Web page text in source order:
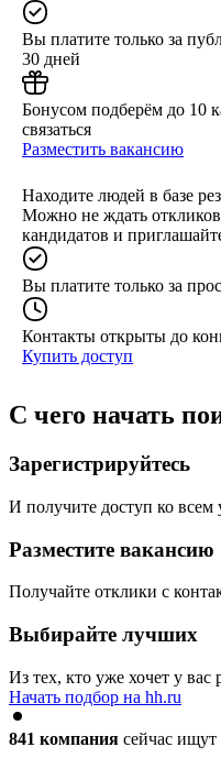
Вы платите только за
30 дней
Бонусом подберём до 10
связаться
Разместить вакансию
Находите людей в базе
Можно не ждать
кандидатов и
Вы платите только за
Контакты открыты до
Купить доступ
С чего начать
Зарегистрируйтесь
И получите доступ ко всем
Разместите вакансию
Получайте отклики с
Выбирайте лучших
Из тех, кто уже хочет у вас
Начать подбор на hh.ru
841 компания сейчас ищут